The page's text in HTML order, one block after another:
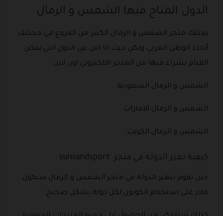
الدول المتاح فيها الشمس و الرمال
يمتلك متجر الشمس و الرمال الكثير من الفروع في مختلف
أنحاء الوطن العربي ولكن حيث انا الان عن الدول التي يمكن
القيام بشراء فيها من المتجر الالكتروني اون لاين .
الشمس و الرمال السعودية .
الشمس و الرمال الامارات .
الشمس و الرمال الكويت.
كيفية تغير الدولة في متجر sunsandsport
حين تقوم بتغير الدولة في متجر الشمس و الرمال ستكون
قادر على استخدام الكوبون لكل دولة بشكل صحيح .